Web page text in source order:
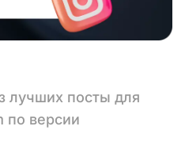
лучших посты для
по версии